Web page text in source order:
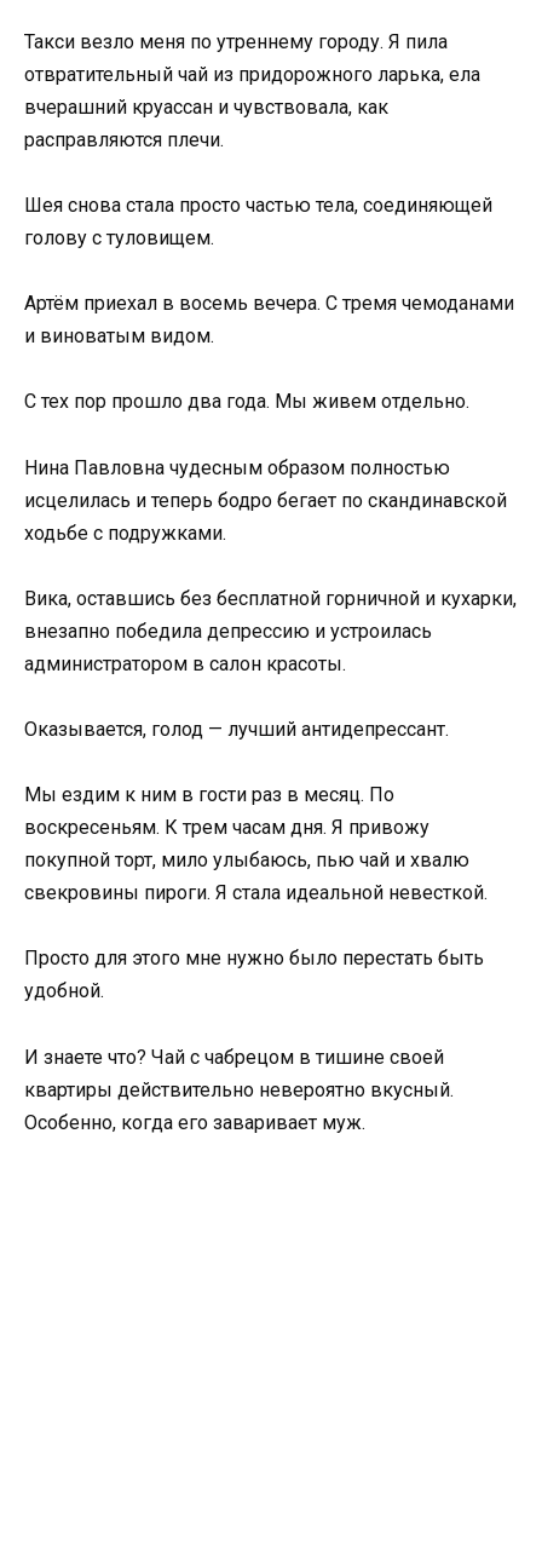
Такси везло меня по утреннему городу. Я пила
отвратительный чай из придорожного ларька, ела
вчерашний круассан и чувствовала, как
расправляются плечи.
Шея снова стала просто частью тела, соединяющей
голову с туловищем.
Артём приехал в восемь вечера. С тремя чемоданами
и виноватым видом.
С тех пор прошло два года. Мы живем отдельно.
Нина Павловна чудесным образом полностью
исцелилась и теперь бодро бегает по скандинавской
ходьбе с подружками.
Вика, оставшись без бесплатной горничной и кухарки,
внезапно победила депрессию и устроилась
администратором в салон красоты.
Оказывается, голод — лучший антидепрессант.
Мы ездим к ним в гости раз в месяц. По
воскресеньям. К трем часам дня. Я привожу
покупной торт, мило улыбаюсь, пью чай и хвалю
свекровины пироги. Я стала идеальной невесткой.
Просто для этого мне нужно было перестать быть
удобной.
И знаете что? Чай с чабрецом в тишине своей
квартиры действительно невероятно вкусный.
Особенно, когда его заваривает муж.